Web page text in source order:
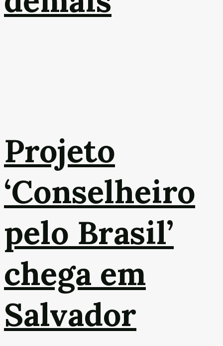
Projeto
‘Conselheiro
pelo Brasil’
chega em
Salvador